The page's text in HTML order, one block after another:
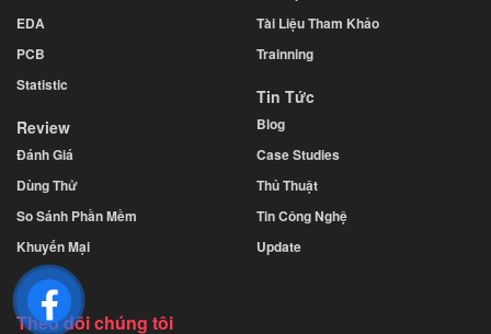
EDA
PCB
Statistic
Review
Đánh Giá
Dùng Thử
So Sánh Phần Mềm
Khuyến Mại
Tài Liệu Tham Khảo
Trainning
Tin Tức
Blog
Case Studies
Thủ Thuật
Tin Công Nghệ
Update
Theo dõi chúng tôi